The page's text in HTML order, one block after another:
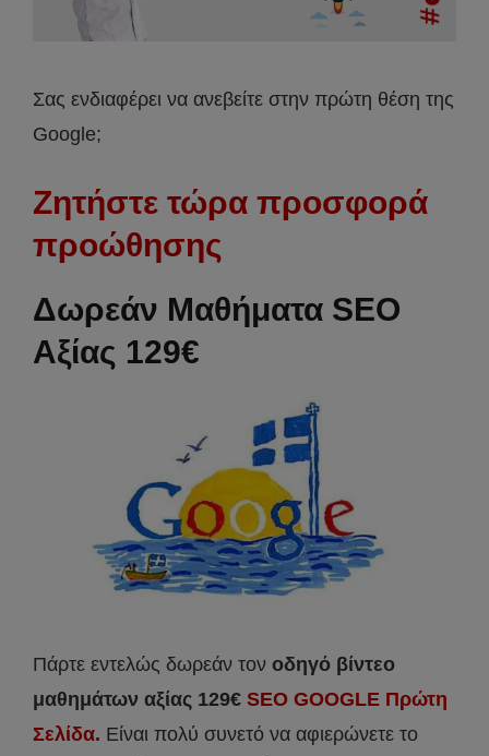
Σας ενδιαφέρει να ανεβείτε στην πρώτη θέση της
Google;
Ζητήστε τώρα προσφορά
προώθησης
Δωρεάν Μαθήματα SEO
Αξίας 129€
Πάρτε εντελώς δωρεάν τον οδηγό βίντεο
μαθημάτων αξίας 129€ SEO GOOGLE Πρώτη
Σελίδα. Είναι πολύ συνετό να αφιερώνετε το